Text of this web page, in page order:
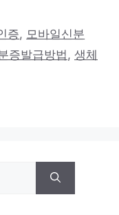
증, 모바일신분
증발급방법 , 생체